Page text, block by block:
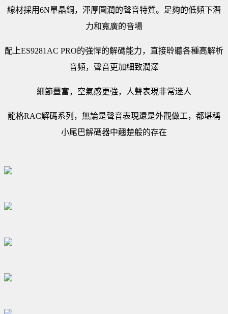
線材採用6N單晶銅，渾厚圓潤的聲音特質。足夠的低頻下潛
力和寬廣的音場
配上ES9281AC PRO的強悍的解碼能力，直接聆聽各種高解析
音頻，聲音更加細致潤澤
細節豐富，空氣感更強，人聲表現非常迷人
龍格RAC解碼系列，無論是聲音表現還是外觀做工，都堪稱
小尾巴解碼器中翹楚般的存在